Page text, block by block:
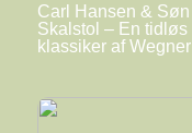
Carl Hansen & Søn
Skalstol – En tidløs
klassiker af Wegner